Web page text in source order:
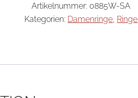
Artikelnummer: 0885W-SA
Kategorien: Damenringe, Ringe